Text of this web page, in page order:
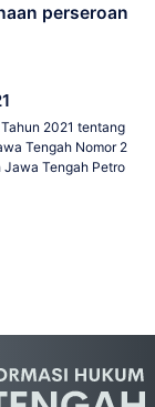
perseroan
2021 tentang
Tengah Nomor 2
Jawa Tengah Petro